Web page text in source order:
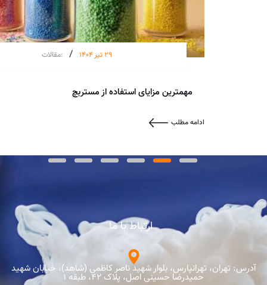
29 تیر 1404 /
:مقالات
مهمترین مزایای استفاده از مستربچ
ادامه مطلب
ارتباط با ما
آدرس: تهران، تهرانپارس، بلوار شهید ناصر کاظمی (شاهد)، خیابان شهید
حمیدرضا حسینی اصل، پلاک 42، طبقه 1